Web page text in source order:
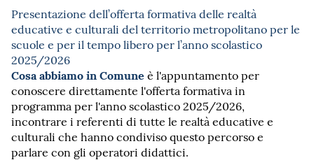
Presentazione dell’offerta formativa delle realtà
educative e culturali del territorio metropolitano per le
scuole e per il tempo libero per l’anno scolastico
2025/2026
Cosa abbiamo in Comune è l'appuntamento per
conoscere direttamente l'offerta formativa in
programma per l'anno scolastico 2025/2026,
incontrare i referenti di tutte le realtà educative e
culturali che hanno condiviso questo percorso e
parlare con gli operatori didattici.